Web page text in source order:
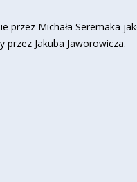
przez Michała Seremaka
przez Jakuba Jaworowicza.